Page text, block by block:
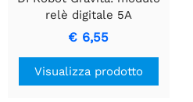
relè digitale 5A
€ 6,55
Visualizza prodotto